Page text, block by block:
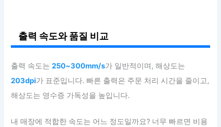
출력 속도와 품질 비교
출력 속도는250~300mm/s가 일반적이며, 해상도는
203dpi가 표준입니다. 빠른 출력은 주문 처리 시간을 줄이고,
해상도는 영수증 가독성을 높입니다.
내 매장에 적합한 속도는 어느 정도일까요? 너무 빠르면 비용